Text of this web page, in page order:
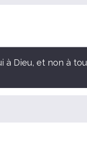
à Dieu, et non à